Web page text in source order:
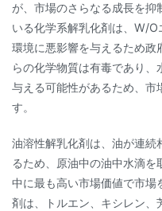
が、市場のさらなる成長を抑
いる化学系解乳化剤は、W/O
環境に悪影響を与えるため政
らの化学物質は有毒であり
与える可能性があるため、市
す。
油溶性解乳化剤は、油が連続
るため、原油中の油中水滴
中に最も高い市場価値で市場
剤は、トルエン、キシレン、